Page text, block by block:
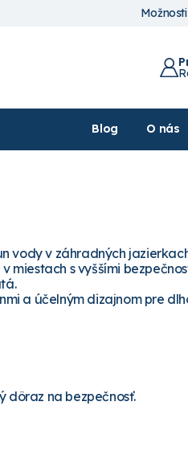
Blog O nás
vody v záhradných
s vyššími
a účelným dizajnom pre
dôraz na bezpečnosť.